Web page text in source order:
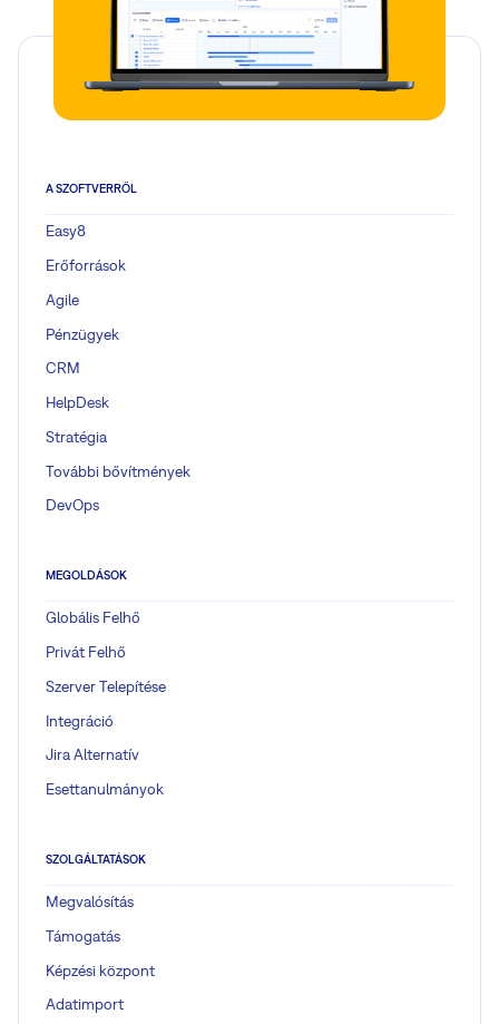
A SZOFTVERRŐL
Easy8
Erőforrások
Agile
Pénzügyek
CRM
HelpDesk
Stratégia
További bővítmények
DevOps
MEGOLDÁSOK
Globális Felhő
Privát Felhő
Szerver Telepítése
Integráció
Jira Alternatív
Esettanulmányok
SZOLGÁLTATÁSOK
Megvalósítás
Támogatás
Képzési központ
Adatimport